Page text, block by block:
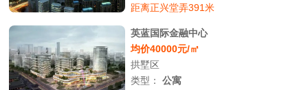
距离正兴堂弄391米
英蓝国际金融中心
均价40000元/㎡
拱墅区
类型：公寓